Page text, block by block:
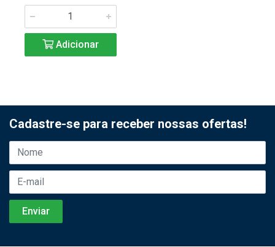
Adicionar
Cadastre-se para receber nossas ofertas!